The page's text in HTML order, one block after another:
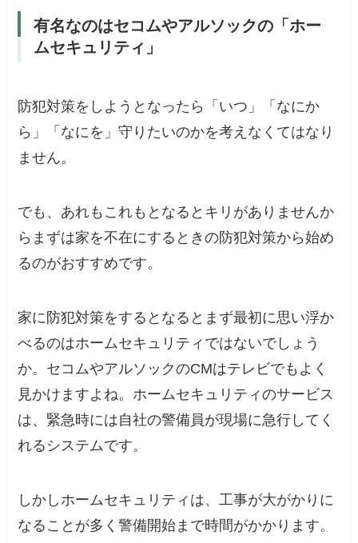
有名なのはセコムやアルソックの「ホー
ムセキュリティ」
防犯対策をしようとなったら「いつ」「なにか
ら」「なにを」守りたいのかを考えなくてはなり
ません。
でも、あれもこれもとなるとキリがありませんか
らまずは家を不在にするときの防犯対策から始め
るのがおすすめです。
家に防犯対策をするとなるとまず最初に思い浮か
べるのはホームセキュリティではないでしょう
か。セコムやアルソックのCMはテレビでもよく
見かけますよね。ホームセキュリティのサービス
は、緊急時には自社の警備員が現場に急行してく
れるシステムです。
しかしホームセキュリティは、工事が大がかりに
なることが多く警備開始まで時間がかかります。